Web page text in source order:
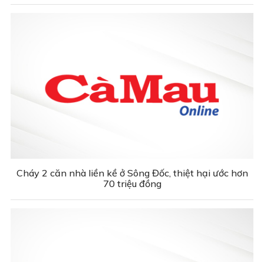
Cháy 2 căn nhà liền kề ở Sông Đốc, thiệt hại ước hơn
70 triệu đồng